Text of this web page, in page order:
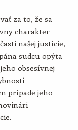
za to, že sa
charakter
našej justície,
sudcu opýta
obsesívnej
prípade jeho